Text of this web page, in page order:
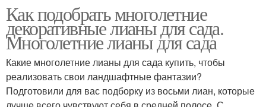
Как подобрать многолетние
декоративные лианы для сада.
Многолетние лианы для сада
Какие многолетние лианы для сада купить, чтобы
реализовать свои ландшафтные фантазии?
Подготовили для вас подборку из восьми лиан, которые